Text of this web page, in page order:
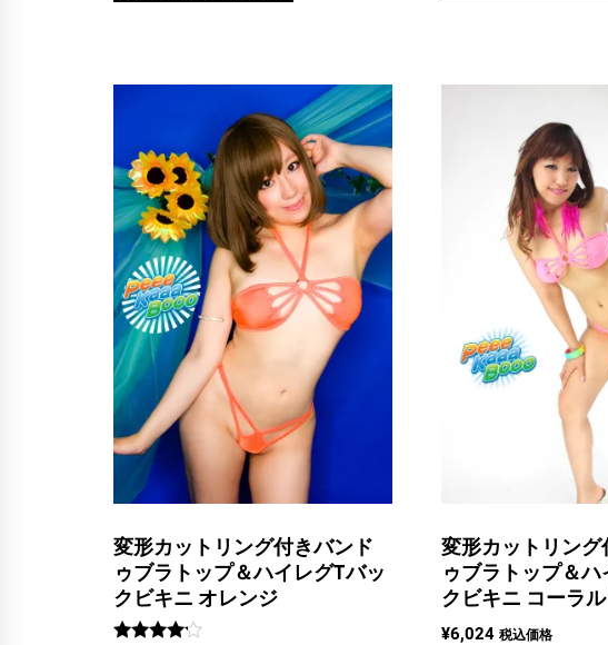
変形カットリング付きバンド
ゥブラトップ＆ハイレグTバッ
クビキニ オレンジ
変形カットリング
ゥブラトップ＆ハ
クビキニ コーラ
¥6,024 税込価格